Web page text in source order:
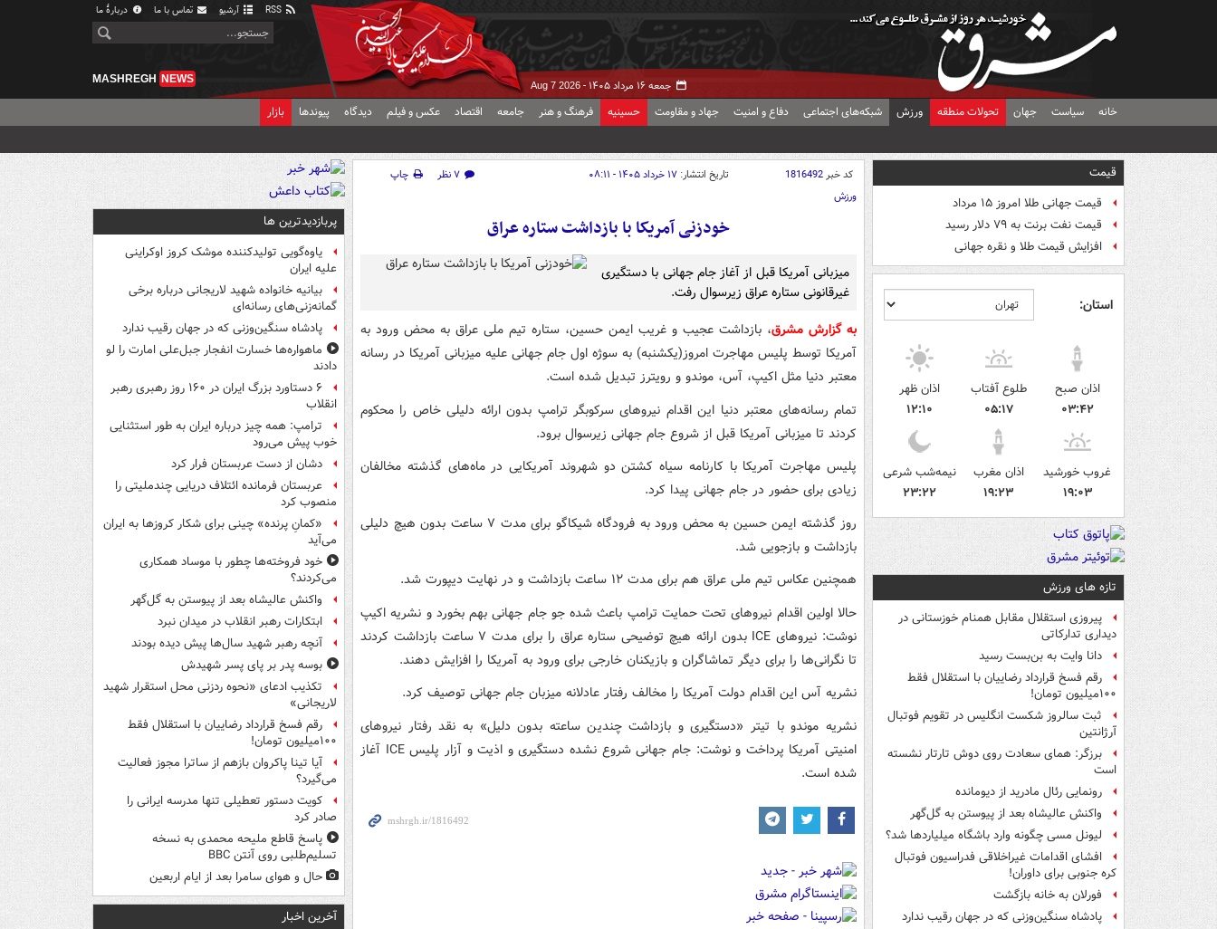
آرشیو تماس با ما دربارهٔ ما
جمعه ۱۶ مرداد ۱۴۰۵ - Aug 7 2026
MASHREGH NEWS
خانه سیاست جهان تحولات منطقه ورزش شبکه‌های اجتماعی دفاع و امنیت جهاد و مقاومت حسینیه فرهنگ و هنر جامعه اقتصاد عکس و فیلم دیدگاه پیوندها بازار
قیمت
قیمت جهانی طلا امروز ۱۵ مرداد
قیمت نفت برنت به ۷۹ دلار رسید
افزایش قیمت طلا و نقره جهانی
استان:
اذان صبح
۰۳:۴۲
طلوع آفتاب
۰۵:۱۷
اذان ظهر
۱۲:۱۰
غروب خورشید
۱۹:۰۳
اذان مغرب
۱۹:۲۳
نیمه‌شب شرعی
۲۳:۲۲
تازه های ورزش
پیروزی استقلال مقابل همنام خوزستانی در
دیداری تدارکاتی
دانا وایت به بن‌بست رسید
رقم فسخ قرارداد رضاییان با استقلال فقط
۱۰۰میلیون تومان!
ثبت سالروز شکست انگلیس در تقویم فوتبال
آرژانتین
برزگر: همای سعادت روی دوش تارتار نشسته
است
رونمایی رئال مادرید از دیومانده
واکنش عالیشاه بعد از پیوستن به گل‌گهر
لیونل مسی چگونه وارد باشگاه میلیاردها شد؟
افشای اقدامات غیراخلاقی فدراسیون فوتبال
کره جنوبی برای داوران!
فورلان به خانه بازگشت
پادشاه سنگین‌وزنی که در جهان رقیب ندارد
کد خبر1816492 تاریخ انتشار: ۱۷ خرداد ۱۴۰۵ - ۰۸:۱۱ ۷ نظر
چاپ
ورزش
خودزنی آمریکا با بازداشت ستاره عراق
میزبانی آمریکا قبل از آغاز جام جهانی با دستگیری
غیرقانونی ستاره عراق زیرسوال رفت.
به گزارش مشرق، بازداشت عجیب و غریب ایمن حسین، ستاره تیم ملی عراق به محض ورود به
آمریکا توسط پلیس مهاجرت امروز(یکشنبه) به سوژه اول جام جهانی علیه میزبانی آمریکا در رسانه
معتبر دنیا مثل اکیپ، آس، موندو و رویترز تبدیل شده است.
تمام رسانه‌های معتبر دنیا این اقدام نیروهای سرکوبگر ترامپ بدون ارائه دلیلی خاص را محکوم
کردند تا میزبانی آمریکا قبل از شروع جام جهانی زیرسوال برود.
پلیس مهاجرت آمریکا با کارنامه سیاه کشتن دو شهروند آمریکایی در ماه‌های گذشته مخالفان
زیادی برای حضور در جام جهانی پیدا کرد.
روز گذشته ایمن حسین به محض ورود به فرودگاه شیکاگو برای مدت ٧ ساعت بدون هیچ دلیلی
بازداشت و بازجویی شد.
همچنین عکاس تیم ملی عراق هم برای مدت ١٢ ساعت بازداشت و در نهایت دیپورت شد.
حالا اولین اقدام نیروهای تحت حمایت ترامپ باعث شده جو جام جهانی بهم بخورد و نشریه اکیپ
نوشت: نیروهای ICE بدون ارائه هیچ توضیحی ستاره عراق را برای مدت ٧ ساعت بازداشت کردند
تا نگرانی‌ها را برای دیگر تماشاگران و بازیکنان خارجی برای ورود به آمریکا را افزایش دهند.
نشریه آس این اقدام دولت آمریکا را مخالف رفتار عادلانه میزبان جام جهانی توصیف کرد.
نشریه موندو با تیتر «دستگیری و بازداشت چندین ساعته بدون دلیل» به نقد رفتار نیروهای
امنیتی آمریکا پرداخت و نوشت: جام جهانی شروع نشده دستگیری و اذیت و آزار پلیس ICE آغاز
شده است.
پربازدیدترین ها
یاوه‌گویی تولیدکننده موشک کروز اوکراینی
علیه ایران
بیانیه خانواده شهید لاریجانی درباره برخی
گمانه‌زنی‌های رسانه‌ای
پادشاه سنگین‌وزنی که در جهان رقیب ندارد
ماهواره‌ها خسارت انفجار جبل‌علی امارت را لو
دادند
۶ دستاورد بزرگ ایران در ۱۶۰ روز رهبری رهبر
انقلاب
ترامپ: همه چیز درباره ایران به طور استثنایی
خوب پیش می‌رود
دشان از دست عربستان فرار کرد
عربستان فرمانده ائتلاف دریایی چندملیتی را
منصوب کرد
«کمانِ پرنده» چینی برای شکار کروزها به ایران
می‌آید
خود فروخته‌ها چطور با موساد همکاری
می‌کردند؟
واکنش عالیشاه بعد از پیوستن به گل‌گهر
ابتکارات رهبر انقلاب در میدان نبرد
آنچه رهبر شهید سال‌ها پیش دیده بودند
بوسه‌ پدر بر پای پسر شهیدش
تکذیب ادعای «نحوه ردزنی محل استقرار شهید
لاریجانی»
رقم فسخ قرارداد رضاییان با استقلال فقط
۱۰۰میلیون تومان!
آیا تینا پاکروان بازهم از ساترا مجوز فعالیت
می‌گیرد؟
کویت دستور تعطیلی تنها مدرسه ایرانی را
صادر کرد
پاسخ قاطع ملیحه محمدی به نسخه
تسلیم‌طلبی روی آنتن BBC
حال و هوای سامرا بعد از ایام اربعین
آخرین اخبار